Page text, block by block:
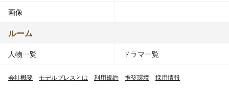
画像
ルーム
人物一覧 ドラマ一覧
会社概要 モデルプレスとは 利用規約 推奨環境 採用情報